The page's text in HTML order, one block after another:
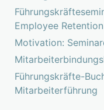
Employee Retention
Motivation:
Führungskräfte-
Mitarbeiterführung